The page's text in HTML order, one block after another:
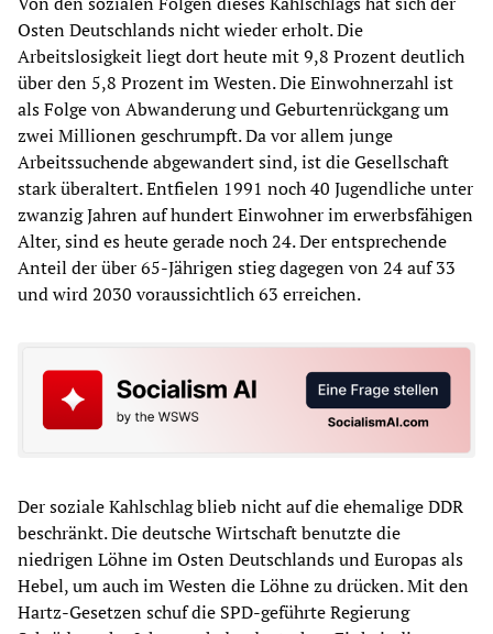
Osten Deutschlands nicht wieder erholt. Die
Arbeitslosigkeit liegt dort heute mit 9,8 Prozent deutlich
über den 5,8 Prozent im Westen. Die Einwohnerzahl ist
als Folge von Abwanderung und Geburtenrückgang um
zwei Millionen geschrumpft. Da vor allem junge
Arbeitssuchende abgewandert sind, ist die Gesellschaft
stark überaltert. Entfielen 1991 noch 40 Jugendliche unter
zwanzig Jahren auf hundert Einwohner im erwerbsfähigen
Alter, sind es heute gerade noch 24. Der entsprechende
Anteil der über 65-Jährigen stieg dagegen von 24 auf 33
und wird 2030 voraussichtlich 63 erreichen.
Der soziale Kahlschlag blieb nicht auf die ehemalige DDR
beschränkt. Die deutsche Wirtschaft benutzte die
niedrigen Löhne im Osten Deutschlands und Europas als
Hebel, um auch im Westen die Löhne zu drücken. Mit den
Hartz-Gesetzen schuf die SPD-geführte Regierung